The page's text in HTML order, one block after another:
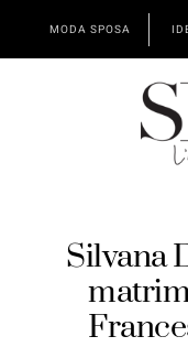
MODA SPOSA
Silvana